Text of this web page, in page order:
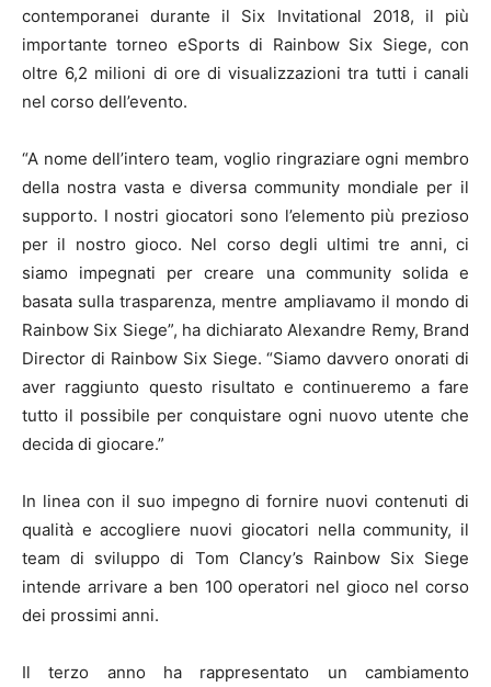
contemporanei durante il Six Invitational 2018, il più
importante torneo eSports di Rainbow Six Siege, con
oltre 6,2 milioni di ore di visualizzazioni tra tutti i canali
nel corso dell’evento.
“A nome dell’intero team, voglio ringraziare ogni membro
della nostra vasta e diversa community mondiale per il
supporto. I nostri giocatori sono l’elemento più prezioso
per il nostro gioco. Nel corso degli ultimi tre anni, ci
siamo impegnati per creare una community solida e
basata sulla trasparenza, mentre ampliavamo il mondo di
Rainbow Six Siege”, ha dichiarato Alexandre Remy, Brand
Director di Rainbow Six Siege. “Siamo davvero onorati di
aver raggiunto questo risultato e continueremo a fare
tutto il possibile per conquistare ogni nuovo utente che
decida di giocare.”
In linea con il suo impegno di fornire nuovi contenuti di
qualità e accogliere nuovi giocatori nella community, il
team di sviluppo di Tom Clancy’s Rainbow Six Siege
intende arrivare a ben 100 operatori nel gioco nel corso
dei prossimi anni.
Il terzo anno ha rappresentato un cambiamento